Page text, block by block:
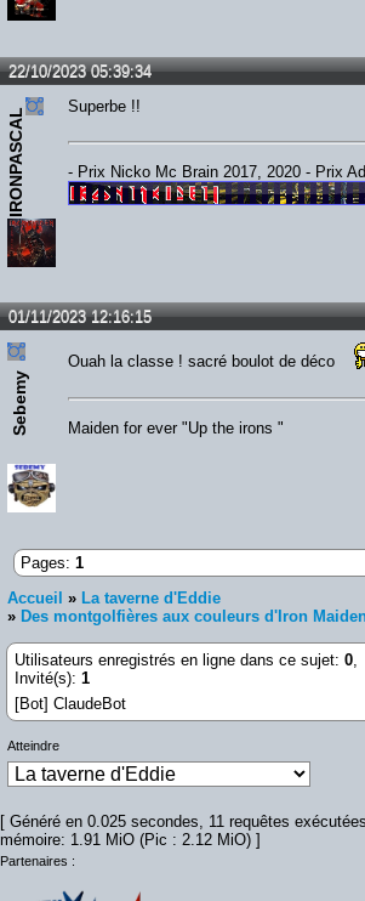
22/10/2023 05:39:34
IRONPASCAL
Superbe !!
- Prix Nicko Mc Brain 2017, 2020 - Prix
01/11/2023 12:16:15
Sebemy
Ouah la classe ! sacré boulot de déco
Maiden for ever "Up the irons "
Pages: 1
Accueil » La taverne d'Eddie
» Des montgolfières aux couleurs d'Iron
Utilisateurs enregistrés en ligne dans ce sujet: 0,
Invité(s): 1
[Bot] ClaudeBot
Atteindre
[ Généré en 0.025 secondes, 11 requêtes
mémoire: 1.91 MiO (Pic : 2.12 MiO) ]
Partenaires :